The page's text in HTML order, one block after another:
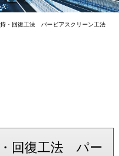
・回復工法 パービアスクリーン工法
回復工法 パー